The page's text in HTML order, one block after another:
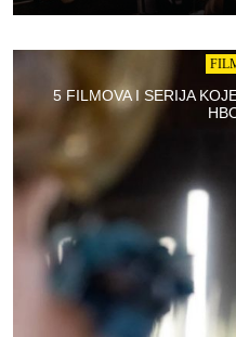
5 FILMOVA I SERIJA